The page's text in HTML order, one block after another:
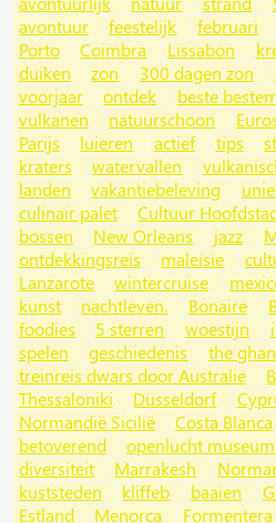
avontuur
feestelijk februari
Porto
Coimbra Lissabon
duiken
zon 300 dagen zon
voorjaar
ontdek beste
vulkanen
natuurschoon
Parijs
luieren actief tips
kraters
watervallen
landen
vakantiebeleving
culinair palet
Cultuur
bossen
New Orleans jazz
ontdekkingsreis
maleisie
Lanzarote
wintercruise
kunst
nachtleven. Bonaire
foodies
5 sterren woestijn
spelen
geschiedenis
the ghan
treinreis dwars door Australië
Thessaloniki
Düsseldorf
Normandië Sicilië
Costa Blanca
betoverend
openlucht museum
diversiteit
Marrakesh
kuststeden
kliffeb baaien
Estland
Menorca Formentera